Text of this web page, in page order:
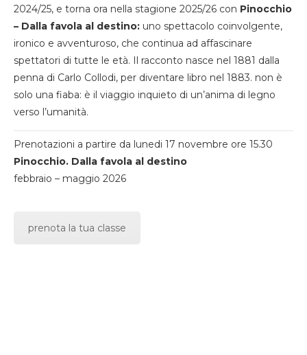
2024/25, e torna ora nella stagione 2025/26 con Pinocchio
– Dalla favola al destino: uno spettacolo coinvolgente,
ironico e avventuroso, che continua ad affascinare
spettatori di tutte le età. Il racconto nasce nel 1881 dalla
penna di Carlo Collodi, per diventare libro nel 1883. non è
solo una fiaba: è il viaggio inquieto di un’anima di legno
verso l’umanità.
Prenotazioni a partire da lunedi 17 novembre ore 15.30
Pinocchio. Dalla favola al destino
febbraio – maggio 2026
prenota la tua classe